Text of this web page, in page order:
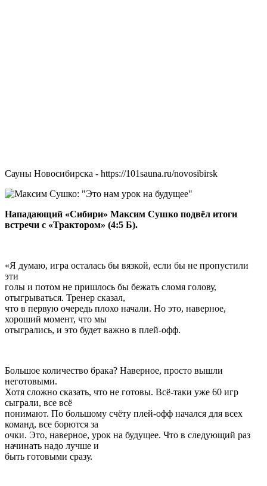
Сауны Новосибирска - https://101sauna.ru/novosibirsk
Нападающий «Сибири» Максим Сушко подвёл итоги
встречи с «Трактором» (4:5 Б).
«Я думаю, игра осталась бы вязкой, если бы не пропустили
эти
голы и потом не пришлось бы бежать сломя голову,
отыгрываться. Тренер сказал,
что в первую очередь плохо начали. Но это, наверное,
хороший момент, что мы
отыгрались, и это будет важно в плей-офф.
Большое количество брака? Наверное, просто вышли
неготовыми.
Хотя сложно сказать, что не готовы. Всё-таки уже 60 игр
сыграли, все всё
понимают. По большому счёту плей-офф начался для всех
команд, все борются за
очки. Это, наверное, урок на будущее. Что в следующий раз
начинать надо лучше и
быть готовыми сразу.